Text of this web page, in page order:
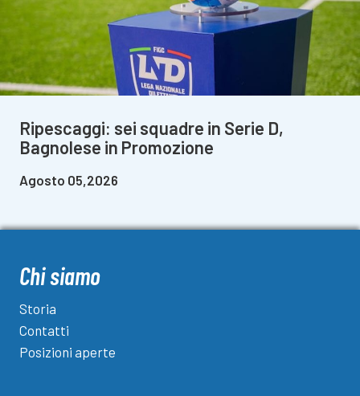
Ripescaggi: sei squadre in Serie D,
Bagnolese in Promozione
Agosto 05,2026
Chi siamo
Storia
Contatti
Posizioni aperte